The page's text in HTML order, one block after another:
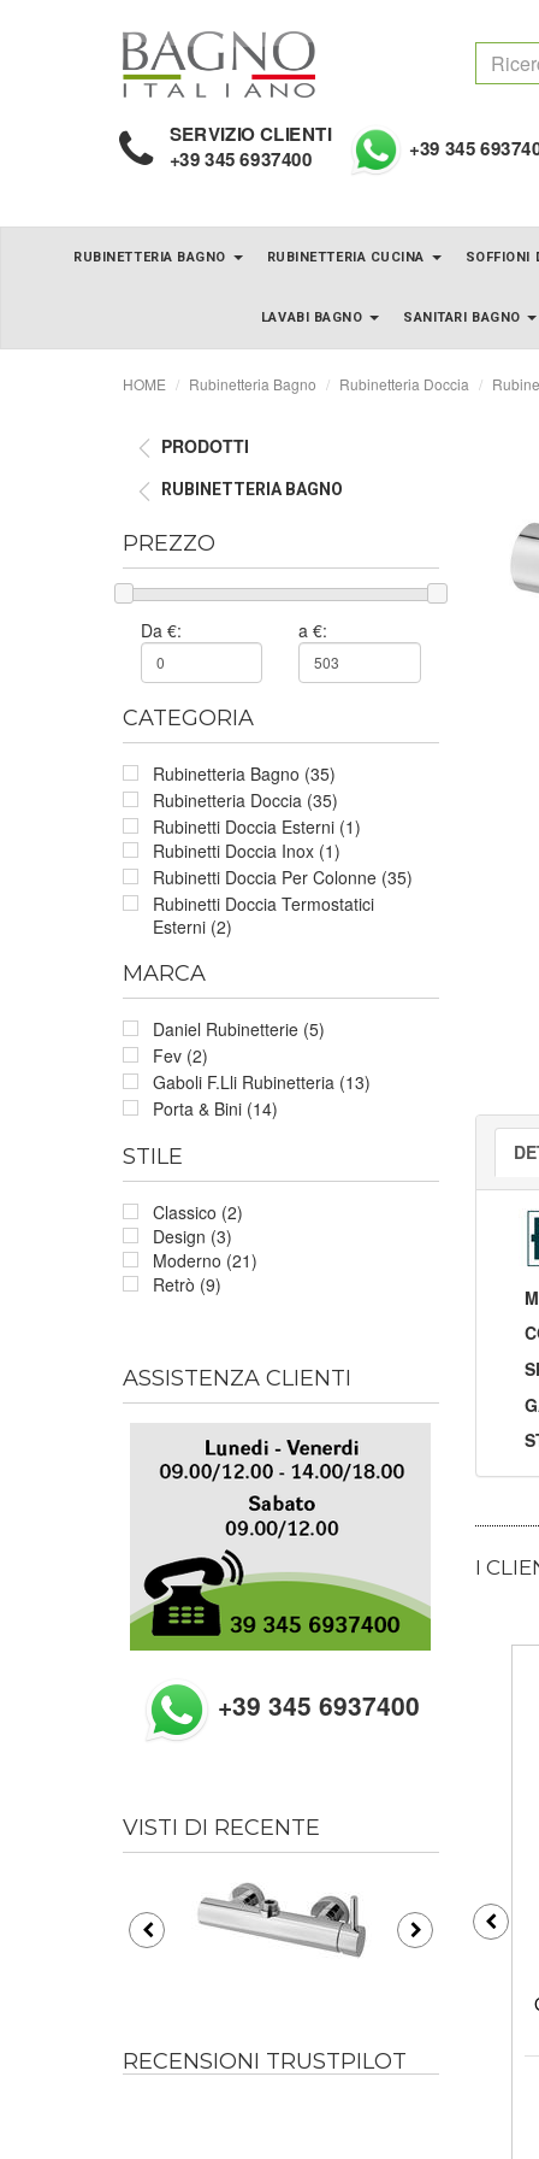
SERVIZIO CLIENTI
+39 345 6937400 +39 345
RUBINETTERIA BAGNO RUBINETTERIA CUCINA SOFFIONI
LAVABI BAGNO SANITARI BAGNO
HOME Rubinetteria Bagno Rubinetteria Doccia
PRODOTTI
RUBINETTERIA BAGNO
PREZZO
Da €: a €:
CATEGORIA
Rubinetteria Bagno (35)
Rubinetteria Doccia (35)
Rubinetti Doccia Esterni (1)
Rubinetti Doccia Inox (1)
Rubinetti Doccia Per Colonne (35)
Rubinetti Doccia Termostatici
Esterni (2)
MARCA
Daniel Rubinetterie (5)
Fev (2)
Gaboli F.Lli Rubinetteria (13)
Porta & Bini (14)
STILE
Classico (2)
Design (3)
Moderno (21)
Retrò (9)
ASSISTENZA CLIENTI
+39 345 6937400
VISTI DI RECENTE
RECENSIONI TRUSTPILOT
I